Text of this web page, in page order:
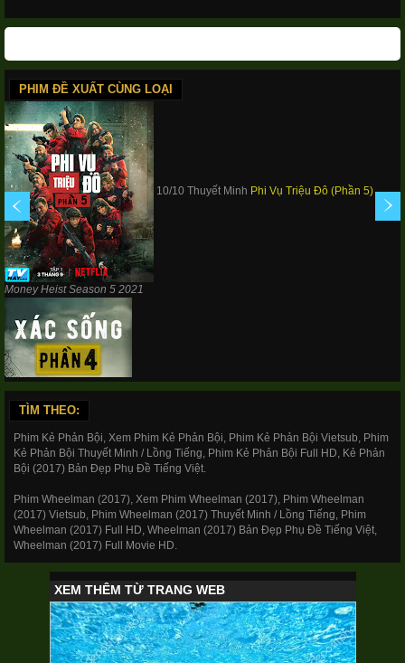
PHIM ĐỀ XUẤT CÙNG LOẠI
10/10 Thuyết Minh Phi Vụ Triệu Đô (Phần 5)
Money Heist Season 5 2021
24/24 + OVA Thuyết Minh
TÌM THEO:
Phim Kẻ Phản Bội, Xem Phim Kẻ Phản Bội, Phim Kẻ Phản Bội Vietsub, Phim
Kẻ Phản Bội Thuyết Minh / Lồng Tiếng, Phim Kẻ Phản Bội Full HD, Kẻ Phản
Bội (2017) Bản Đẹp Phụ Đề Tiếng Việt.
Phim Wheelman (2017), Xem Phim Wheelman (2017), Phim Wheelman
(2017) Vietsub, Phim Wheelman (2017) Thuyết Minh / Lồng Tiếng, Phim
Wheelman (2017) Full HD, Wheelman (2017) Bản Đẹp Phụ Đề Tiếng Việt,
Wheelman (2017) Full Movie HD.